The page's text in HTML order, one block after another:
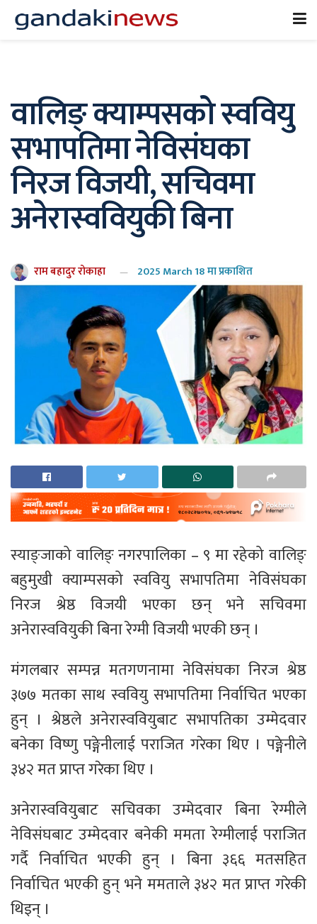
वालिङ् क्याम्पसको स्ववियु
सभापतिमा नेविसंघका
निरज विजयी, सचिवमा
अनेरास्ववियुकी बिना
राम बहादुर रोकाहा 2025 March 18 मा प्रकाशित
स्याङ्जाको वालिङ् नगरपालिका – ९ मा रहेको वालिङ्
बहुमुखी क्याम्पसको स्ववियु सभापतिमा नेविसंघका
निरज श्रेष्ठ विजयी भएका छन् भने सचिवमा
अनेरास्ववियुकी बिना रेग्मी विजयी भएकी छन् ।
मंगलबार सम्पन्न मतगणनामा नेविसंघका निरज श्रेष्ठ
३७७ मतका साथ स्ववियु सभापतिमा निर्वाचित भएका
हुन् । श्रेष्ठले अनेरास्ववियुबाट सभापतिका उम्मेदवार
बनेका विष्णु पङ्गेनीलाई पराजित गरेका थिए । पङ्गेनीले
३४२ मत प्राप्त गरेका थिए ।
अनेरास्ववियुबाट सचिवका उम्मेदवार बिना रेग्मीले
नेविसंघबाट उम्मेदवार बनेकी ममता रेग्मीलाई पराजित
गर्दै निर्वाचित भएकी हुन् । बिना ३६६ मतसहित
निर्वाचित भएकी हुन् भने ममताले ३४२ मत प्राप्त गरेकी
थिइन् ।